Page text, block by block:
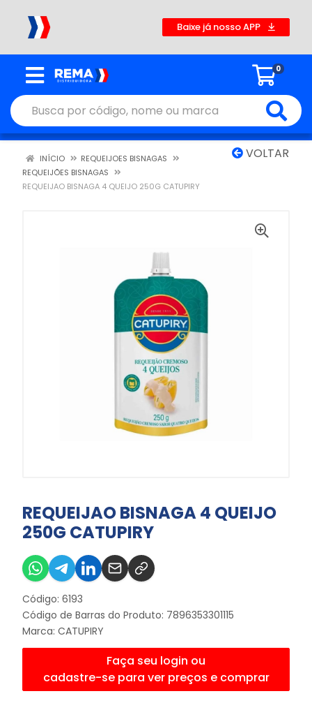
Baixe já nosso APP
0
VOLTAR
INÍCIO
REQUEIJOES BISNAGAS
REQUEIJÕES BISNAGAS
REQUEIJAO BISNAGA 4 QUEIJO 250G CATUPIRY
REQUEIJAO BISNAGA 4 QUEIJO
250G CATUPIRY
Código: 6193
Código de Barras do Produto: 7896353301115
Marca: CATUPIRY
Faça seu login ou
cadastre-se para ver preços e comprar